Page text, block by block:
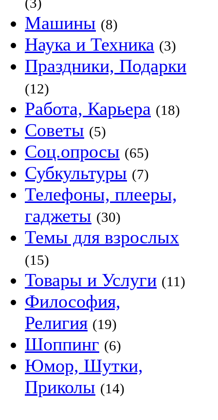
Машины (8)
Наука и Техника (3)
Праздники, Подарки
(12)
Работа, Карьера (18)
Советы (5)
Соц.опросы (65)
Субкультуры (7)
Телефоны, плееры,
гаджеты (30)
Темы для взрослых
(15)
Товары и Услуги (11)
Философия,
Религия (19)
Шоппинг (6)
Юмор, Шутки,
Приколы (14)